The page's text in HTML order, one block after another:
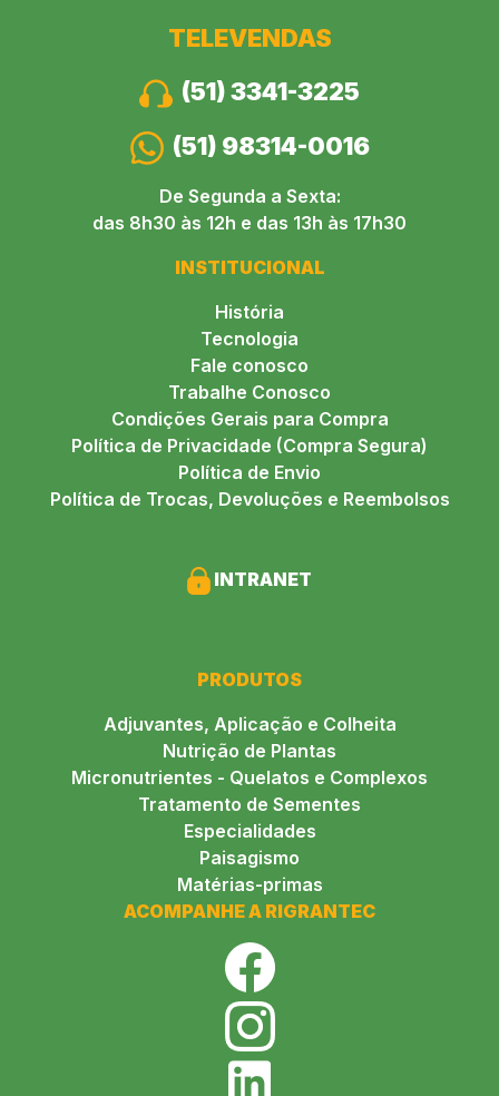
TELEVENDAS
(51) 3341-3225
(51) 98314-0016
De Segunda a Sexta:
das 8h30 às 12h e das 13h às 17h30
INSTITUCIONAL
História
Tecnologia
Fale conosco
Trabalhe Conosco
Condições Gerais para Compra
Política de Privacidade (Compra Segura)
Política de Envio
Política de Trocas, Devoluções e Reembolsos
INTRANET
PRODUTOS
Adjuvantes, Aplicação e Colheita
Nutrição de Plantas
Micronutrientes - Quelatos e Complexos
Tratamento de Sementes
Especialidades
Paisagismo
Matérias-primas
ACOMPANHE A RIGRANTEC